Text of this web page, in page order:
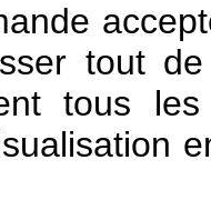
tout
tous